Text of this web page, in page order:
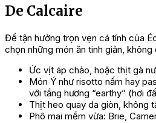
De Calcaire
Để tận hưởng trọn vẹn cá tính của
chọn những món ăn tinh giản, không
Ức vịt áp chảo, hoặc thịt gà
Món Ý như risotto nấm hay
với tầng hương “earthy” (hơi
Thịt heo quay da giòn, không
Phô mai mềm vừa: Brie,